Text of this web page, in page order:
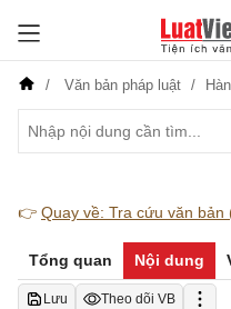
Văn bản pháp luật
👉 Quay về: Tra cứu văn bản
Tổng quan Nội dung
Lưu Theo dõi VB